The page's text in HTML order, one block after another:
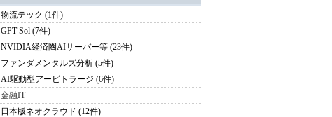
物流テック (1件)
GPT-Sol (7件)
NVIDIA経済圏AIサーバー等 (23件)
ファンダメンタルズ分析 (5件)
AI駆動型アービトラージ (6件)
金融IT
日本版ネオクラウド (12件)